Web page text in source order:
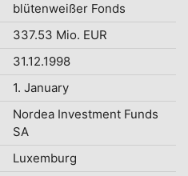
blütenweißer Fonds
337.53 Mio. EUR
31.12.1998
1. January
Nordea Investment Funds
SA
Luxemburg